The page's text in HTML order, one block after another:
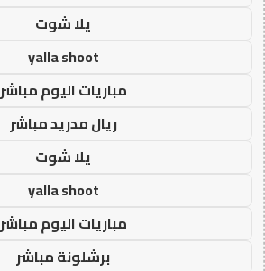
يلا شوت
yalla shoot
مباريات اليوم مباشر
ريال مدريد مباشر
يلا شوت
yalla shoot
مباريات اليوم مباشر
برشلونة مباشر